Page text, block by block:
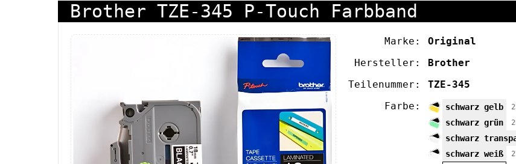
Brother TZE-345 P-Touch Farbband
Marke:
Original
Hersteller:
Brother
Teilenummer:
TZE-345
Farbe:
schwarz gelb
schwarz grün
schwarz
schwarz weiß